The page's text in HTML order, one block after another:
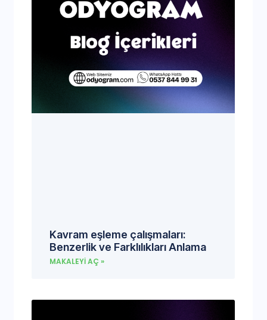
Kavram eşleme çalışmaları:
Benzerlik ve Farklılıkları Anlama
MAKALEYI AÇ »